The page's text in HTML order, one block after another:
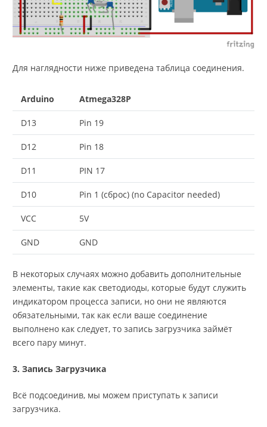
Для наглядности ниже приведена таблица соединения.
Arduino Atmega328P
D13 Pin 19
D12 Pin 18
D11 PIN 17
D10 Pin 1 (сброс) (no Capacitor needed)
VCC 5V
GND GND
В некоторых случаях можно добавить дополнительные
элементы, такие как светодиоды, которые будут служить
индикатором процесса записи, но они не являются
обязательными, так как если ваше соединение
выполнено как следует, то запись загрузчика займёт
всего пару минут.
3. Запись Загрузчика
Всё подсоединив, мы можем приступать к записи
загрузчика.